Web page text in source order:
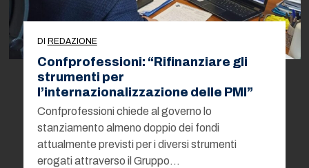
DI REDAZIONE
Confprofessioni: “Rifinanziare gli
strumenti per
l’internazionalizzazione delle PMI”
Confprofessioni chiede al governo lo
stanziamento almeno doppio dei fondi
attualmente previsti per i diversi strumenti
erogati attraverso il Gruppo…